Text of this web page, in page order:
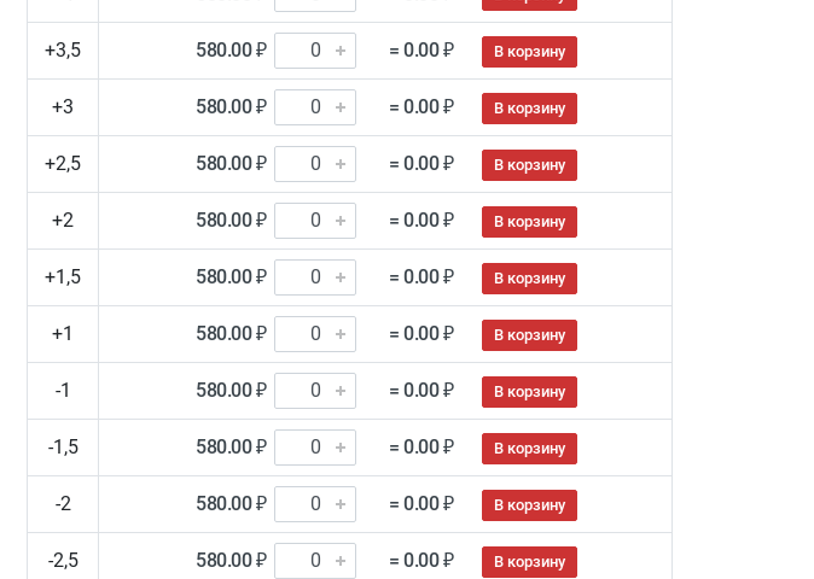
+3,5 580.00 ₽ = 0.00 ₽ В корзину
+3 580.00 ₽ = 0.00 ₽ В корзину
+2,5 580.00 ₽ = 0.00 ₽ В корзину
+2 580.00 ₽ = 0.00 ₽ В корзину
+1,5 580.00 ₽ = 0.00 ₽ В корзину
+1 580.00 ₽ = 0.00 ₽ В корзину
-1 580.00 ₽ = 0.00 ₽ В корзину
-1,5 580.00 ₽ = 0.00 ₽ В корзину
-2 580.00 ₽ = 0.00 ₽ В корзину
-2,5 580.00 ₽ = 0.00 ₽ В корзину